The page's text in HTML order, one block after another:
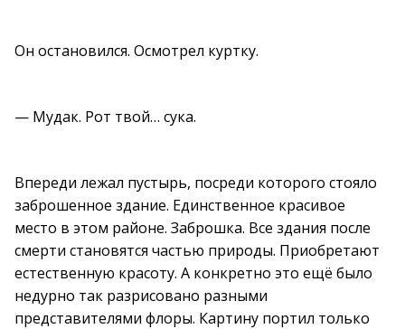
Он остановился. Осмотрел куртку.
— Мудак. Рот твой… сука.
Впереди лежал пустырь, посреди которого стояло
заброшенное здание. Единственное красивое
место в этом районе. Заброшка. Все здания после
смерти становятся частью природы. Приобретают
естественную красоту. А конкретно это ещё было
недурно так разрисовано разными
представителями флоры. Картину портил только